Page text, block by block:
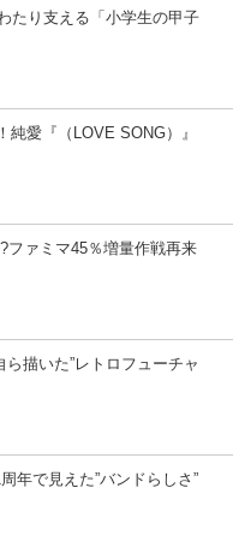
たり支える「小学生の甲子
純愛『（LOVE SONG）』
ファミマ45％増量作戦再来
描いた”レトロフューチャ
年で見えた”バンドらしさ”